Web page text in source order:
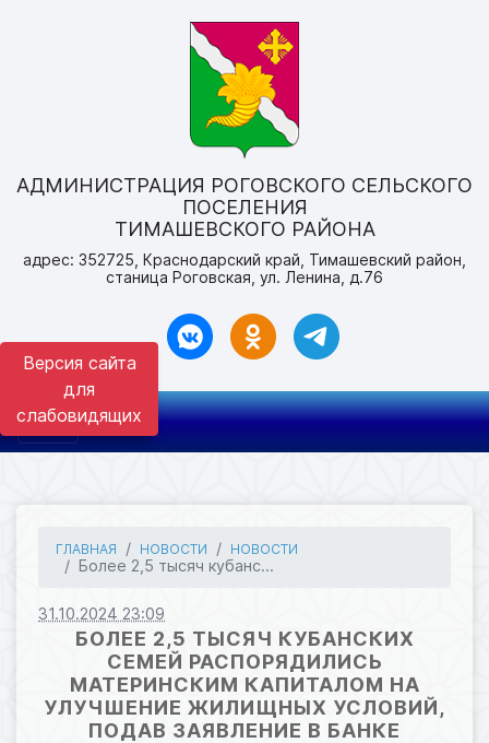
Версия сайта
для
слабовидящих
АДМИНИСТРАЦИЯ РОГОВСКОГО СЕЛЬСКОГО
ПОСЕЛЕНИЯ
ТИМАШЕВСКОГО РАЙОНА
адрес: 352725, Краснодарский край, Тимашевский район,
станица Роговская, ул. Ленина, д.76
ГЛАВНАЯ НОВОСТИ НОВОСТИ
Более 2,5 тысяч кубанс...
31.10.2024 23:09
БОЛЕЕ 2,5 ТЫСЯЧ КУБАНСКИХ
СЕМЕЙ РАСПОРЯДИЛИСЬ
МАТЕРИНСКИМ КАПИТАЛОМ НА
УЛУЧШЕНИЕ ЖИЛИЩНЫХ УСЛОВИЙ,
ПОДАВ ЗАЯВЛЕНИЕ В БАНКЕ